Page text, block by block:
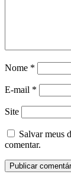
Nome *
E-mail *
Site
Salvar meus
comentar.